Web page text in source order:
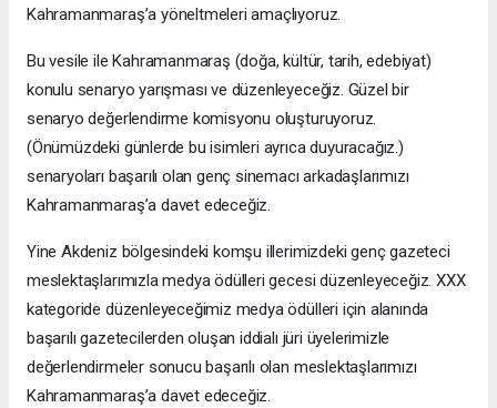
Kahramanmaraş’a yöneltmeleri amaçlıyoruz.
Bu vesile ile Kahramanmaraş (doğa, kültür, tarih, edebiyat)
konulu senaryo yarışması ve düzenleyeceğiz. Güzel bir
senaryo değerlendirme komisyonu oluşturuyoruz.
(Önümüzdeki günlerde bu isimleri ayrıca duyuracağız.)
senaryoları başarılı olan genç sinemacı arkadaşlarımızı
Kahramanmaraş’a davet edeceğiz.
Yine Akdeniz bölgesindeki komşu illerimizdeki genç gazeteci
meslektaşlarımızla medya ödülleri gecesi düzenleyeceğiz. XXX
kategoride düzenleyeceğimiz medya ödülleri için alanında
başarılı gazetecilerden oluşan iddialı jüri üyelerimizle
değerlendirmeler sonucu başarılı olan meslektaşlarımızı
Kahramanmaraş’a davet edeceğiz.